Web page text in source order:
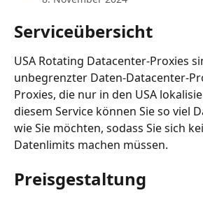
Serviceübersicht
USA Rotating Datacenter-Proxies
unbegrenzter Daten-Datacenter-
Proxies, die nur in den USA
diesem Service können Sie so viel
wie Sie möchten, sodass Sie sich
Datenlimits machen müssen.
Preisgestaltung